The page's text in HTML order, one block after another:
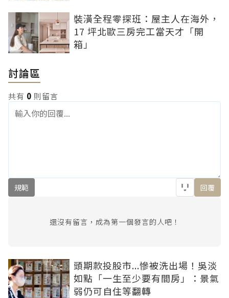
裝潢全程零探班：屋主人在海外，
17 坪北歐三房完工當天才「開
箱」
討論區
共有 0 則留言
規範 回覆
還沒有留言，成為第一個發言的人吧！
頭期款投股市...慘被洗出場！吳淡
如點「一生至少要有間房」：景氣
弱仍可自住等翻轉